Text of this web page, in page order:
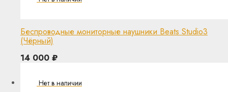
Беспроводные мониторные наушники Beats Studio3
(Чёрный)
14 000 ₽